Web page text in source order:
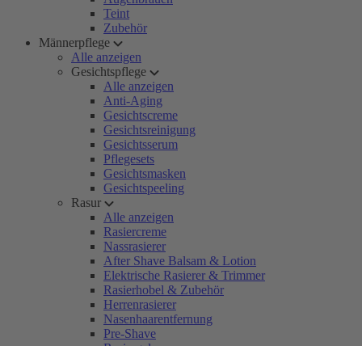
Teint
Zubehör
Männerpflege
Alle anzeigen
Gesichtspflege
Alle anzeigen
Anti-Aging
Gesichtscreme
Gesichtsreinigung
Gesichtsserum
Pflegesets
Gesichtsmasken
Gesichtspeeling
Rasur
Alle anzeigen
Rasiercreme
Nassrasierer
After Shave Balsam & Lotion
Elektrische Rasierer & Trimmer
Rasierhobel & Zubehör
Herrenrasierer
Nasenhaarentfernung
Pre-Shave